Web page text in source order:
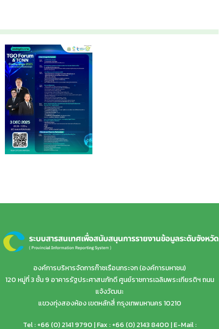
องค์การบริหารจัดการก๊าซเรือนกระจก (องค์การมหาชน)
120 หมู่ที่ 3 ชั้น 9 อาคารรัฐประศาสนภักดี ศูนย์ราชการเฉลิมพระเกียรติฯ ถนน
แจ้งวัฒนะ
แขวงทุ่งสองห้อง เขตหลักสี่ กรุงเทพมหานคร 10210
Tel : +66 (0) 2141 9790 | Fax : +66 (0) 2143 8400 | E-Mail :